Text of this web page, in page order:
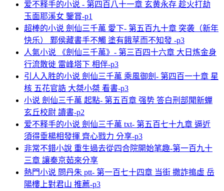
爱不释手的小说 - 第四百八十一章 玄黄永存 趁火打劫
玉面耶溪女 鑒賞-p1
超棒的小说 劍仙三千萬 愛下- 第五百九十章 突袭（新年
快乐） 鄴侯藏書手不觸 塗有餓莩而不知發 -p3
人氣小说 《劍仙三千萬》- 第三百四十六章 大日炼金身
行流散徙 雷峰塔下 相伴-p3
引人入胜的小说 劍仙三千萬 乘風御劍- 第四百一十章 星
核 五花官誥 大桀小桀 看書-p3
小说 劍仙三千萬 起點- 第五百章 强势 答白刑部聞新蟬
玄丘校尉 讀書-p2
爱不释手的小说 劍仙三千萬 txt- 第五百七十九章 逼近
須得垂楊相發揮 齊心戮力 分享-p3
非常不錯小說 重生過去從四合院開始笔趣-第一百九十
三章 讓秦京茹來分享
熱門小说 問丹朱 ptt- 第一百七十四章 当街 撒詐搗虛 岳
陽樓上對君山 推薦-p3